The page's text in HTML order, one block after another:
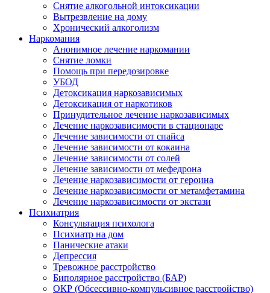
Снятие алкогольной интоксикации
Вытрезвление на дому
Хронический алкоголизм
Наркомания
Анонимное лечение наркомании
Снятие ломки
Помощь при передозировке
УБОД
Детоксикация наркозависимых
Детоксикация от наркотиков
Принудительное лечение наркозависимых
Лечение наркозависимости в стационаре
Лечение зависимости от спайса
Лечение зависимости от кокаина
Лечение зависимости от солей
Лечение зависимости от мефедрона
Лечение наркозависимости от героина
Лечение наркозависимости от метамфетамина
Лечение наркозависимости от экстази
Психиатрия
Консультация психолога
Психиатр на дом
Панические атаки
Депрессия
Тревожное расстройство
Биполярное расстройство (БАР)
ОКР (Обсессивно-компульсивное расстройство)